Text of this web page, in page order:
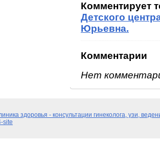
Комментирует
Детского
Юрьевна.
Комментарии
Нет
здоровья - консультации гинеколога, узи,
site